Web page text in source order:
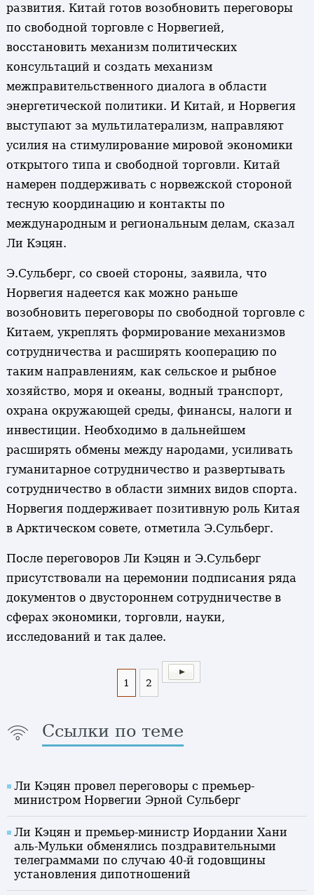
развития. Китай готов возобновить переговоры
по свободной торговле с Норвегией,
восстановить механизм политических
консультаций и создать механизм
межправительственного диалога в области
энергетической политики. И Китай, и Норвегия
выступают за мультилатерализм, направляют
усилия на стимулирование мировой экономики
открытого типа и свободной торговли. Китай
намерен поддерживать с норвежской стороной
тесную координацию и контакты по
международным и региональным делам, сказал
Ли Кэцян.
Э.Сульберг, со своей стороны, заявила, что
Норвегия надеется как можно раньше
возобновить переговоры по свободной торговле с
Китаем, укреплять формирование механизмов
сотрудничества и расширять кооперацию по
таким направлениям, как сельское и рыбное
хозяйство, моря и океаны, водный транспорт,
охрана окружающей среды, финансы, налоги и
инвестиции. Необходимо в дальнейшем
расширять обмены между народами, усиливать
гуманитарное сотрудничество и развертывать
сотрудничество в области зимних видов спорта.
Норвегия поддерживает позитивную роль Китая
в Арктическом совете, отметила Э.Сульберг.
После переговоров Ли Кэцян и Э.Сульберг
присутствовали на церемонии подписания ряда
документов о двустороннем сотрудничестве в
сферах экономики, торговли, науки,
исследований и так далее.
1 2
Ссылки по теме
Ли Кэцян провел переговоры с премьер-
министром Норвегии Эрной Сульберг
Ли Кэцян и премьер-министр Иордании Хани
аль-Мульки обменялись поздравительными
телеграммами по случаю 40-й годовщины
установления дипотношений